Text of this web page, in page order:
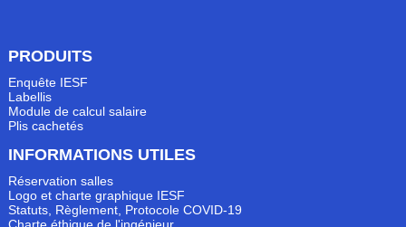
PRODUITS
Enquête IESF
Labellis
Module de calcul salaire
Plis cachetés
INFORMATIONS UTILES
Réservation salles
Logo et charte graphique IESF
Statuts, Règlement, Protocole COVID-19